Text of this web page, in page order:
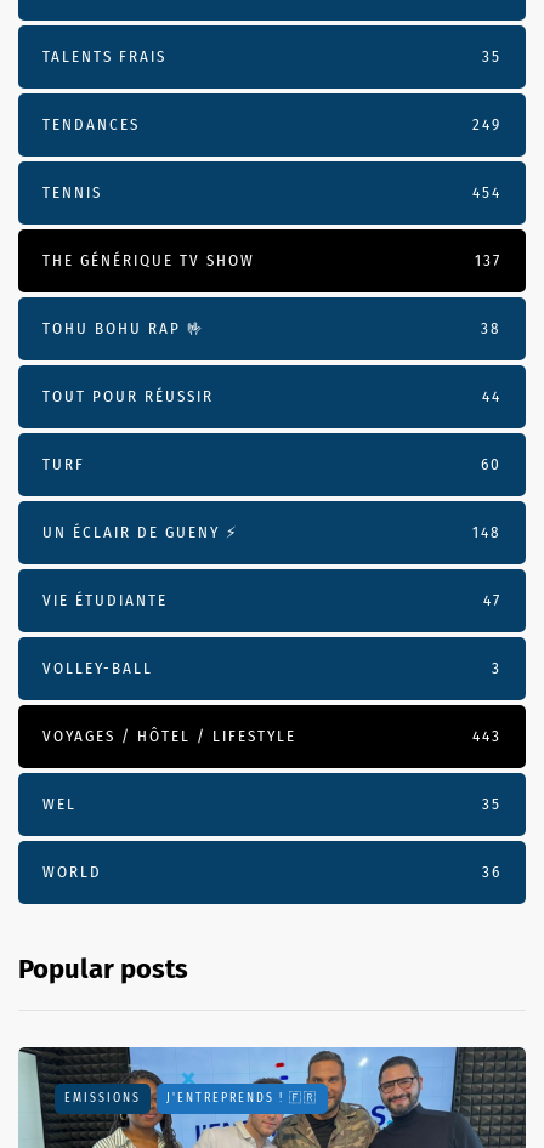
TALENTS FRAIS 35
TENDANCES 249
TENNIS 454
THE GÉNÉRIQUE TV SHOW 137
TOHU BOHU RAP 🤟 38
TOUT POUR RÉUSSIR 44
TURF 60
UN ÉCLAIR DE GUENY ⚡️ 148
VIE ÉTUDIANTE 47
VOLLEY-BALL 3
VOYAGES / HÔTEL / LIFESTYLE 443
WEL 35
WORLD 36
Popular posts
EMISSIONS J'ENTREPRENDS ! 🇫🇷